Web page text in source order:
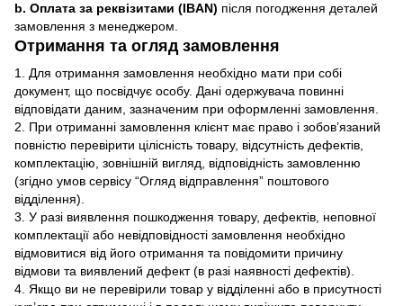
b. Оплата за реквізитами (IBAN) після погодження деталей
замовлення з менеджером.
Отримання та огляд замовлення
1. Для отримання замовлення необхідно мати при собі
документ, що посвідчує особу. Дані одержувача повинні
відповідати даним, зазначеним при оформленні замовлення.
2. При отриманні замовлення клієнт має право і зобов’язаний
повністю перевірити цілісність товару, відсутність дефектів,
комплектацію, зовнішній вигляд, відповідність замовленню
(згідно умов сервісу “Огляд відправлення” поштового
відділення).
3. У разі виявлення пошкодження товару, дефектів, неповної
комплектації або невідповідності замовлення необхідно
відмовитися від його отримання та повідомити причину
відмови та виявлений дефект (в разі наявності дефектів).
4. Якщо ви не перевірили товар у відділенні або в присутності